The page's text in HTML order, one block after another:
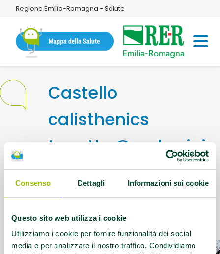
Consenso Dettagli Informazioni sui cookie
Questo sito web utilizza i cookie
Utilizziamo i cookie per fornire funzionalità dei social
media e per analizzare il nostro traffico. Condividiamo
Regione Emilia-Romagna - Salute
Castello
calisthenics
Lunetta Gamberini
Indirizzo:Via Giuseppe Dagnini, 31
Bologna
Questo contenuto si trova in